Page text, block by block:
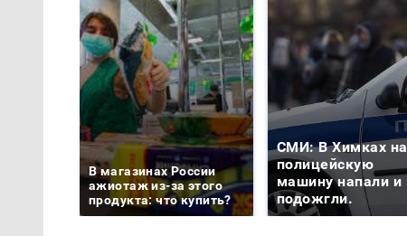
В магазинах России
ажиотаж из-за этого
продукта: что купить?
СМИ: В Химках на
полицейскую
машину напали и
подожгли.